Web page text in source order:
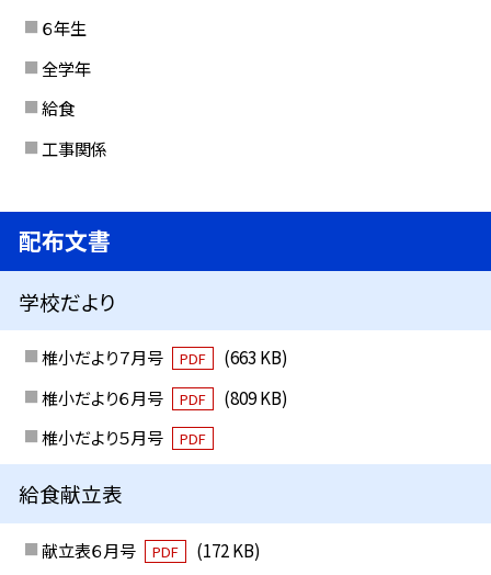
６年生
全学年
給食
工事関係
配布文書
学校だより
椎小だより７月号 PDF
(663 KB)
椎小だより６月号
PDF
(809 KB)
椎小だより５月号
PDF
給食献立表
献立表６月号 PDF
(172 KB)